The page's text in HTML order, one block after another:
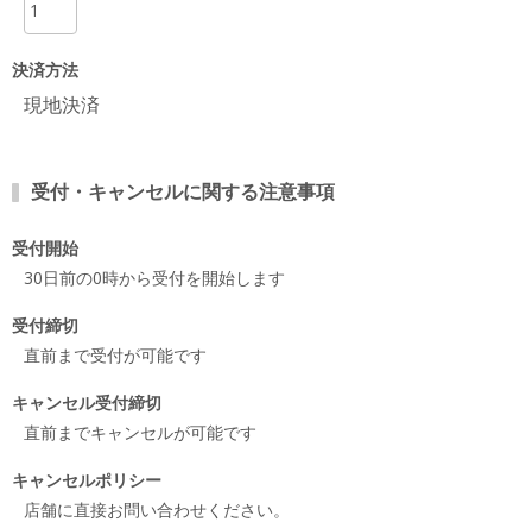
決済方法
現地決済
受付・キャンセルに関する注意事項
受付開始
30日前の0時から受付を開始します
受付締切
直前まで受付が可能です
キャンセル受付締切
直前までキャンセルが可能です
キャンセルポリシー
店舗に直接お問い合わせください。